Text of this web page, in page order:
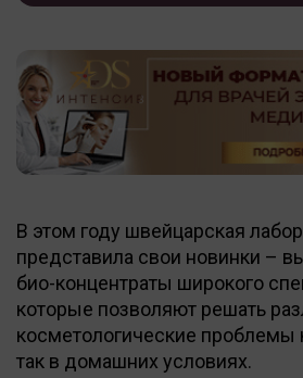
В этом году швейцарская
представила свои новинки –
био-концентраты широкого
которые позволяют решать
косметологические проблемы
так в домашних условиях.